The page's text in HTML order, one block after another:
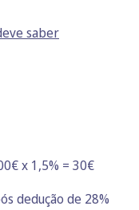
saber
x 1,5% = 30€
dedução de 28%